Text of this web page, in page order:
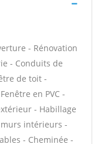
- Rénovation
- Conduits de
de toit -
en PVC -
- Habillage
intérieurs -
- Cheminée -